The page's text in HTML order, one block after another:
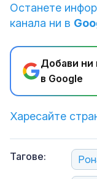
Останете
канала ни в
Добави ни
в Google
Харесайте
Тагове: